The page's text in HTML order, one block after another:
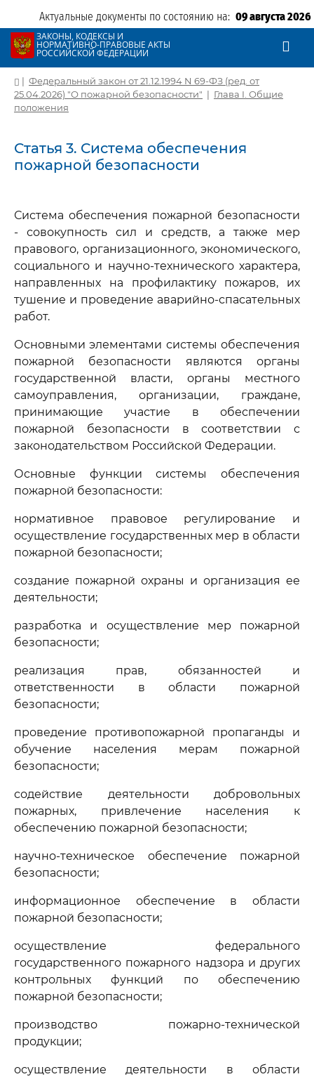
Актуальные документы по состоянию на: 09 августа 2026
ЗАКОНЫ, КОДЕКСЫ И
НОРМАТИВНО-ПРАВОВЫЕ АКТЫ
РОССИЙСКОЙ ФЕДЕРАЦИИ
| Федеральный закон от 21.12.1994 N 69-ФЗ (ред. от
25.04.2026) "О пожарной безопасности" | Глава I. Общие
положения
Статья 3. Система обеспечения
пожарной безопасности
Система обеспечения пожарной безопасности
- совокупность сил и средств, а также мер
правового, организационного, экономического,
социального и научно-технического характера,
направленных на профилактику пожаров, их
тушение и проведение аварийно-спасательных
работ.
Основными элементами системы обеспечения
пожарной безопасности являются органы
государственной власти, органы местного
самоуправления, организации, граждане,
принимающие участие в обеспечении
пожарной безопасности в соответствии с
законодательством Российской Федерации.
Основные функции системы обеспечения
пожарной безопасности:
нормативное правовое регулирование и
осуществление государственных мер в области
пожарной безопасности;
создание пожарной охраны и организация ее
деятельности;
разработка и осуществление мер пожарной
безопасности;
реализация прав, обязанностей и
ответственности в области пожарной
безопасности;
проведение противопожарной пропаганды и
обучение населения мерам пожарной
безопасности;
содействие деятельности добровольных
пожарных, привлечение населения к
обеспечению пожарной безопасности;
научно-техническое обеспечение пожарной
безопасности;
информационное обеспечение в области
пожарной безопасности;
осуществление федерального
государственного пожарного надзора и других
контрольных функций по обеспечению
пожарной безопасности;
производство пожарно-технической
продукции;
осуществление деятельности в области